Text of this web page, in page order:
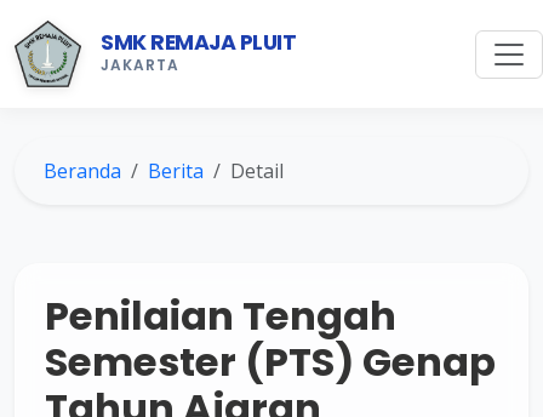
SMK REMAJA PLUIT
JAKARTA
Beranda Berita Detail
Penilaian Tengah
Semester (PTS) Genap